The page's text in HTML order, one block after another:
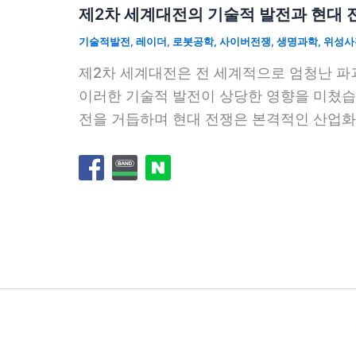
제2차 세계대전의 기술적 발전과 현대
기술적발전, 레이더, 로봇공학, 사이버전쟁, 생명과학, 위성사
제2차 세계대전은 전 세계적으로 엄청난
이러한 기술적 발전이 상당한 영향을 미쳤
전을 거듭하며 현대 전쟁은 본격적인 산업